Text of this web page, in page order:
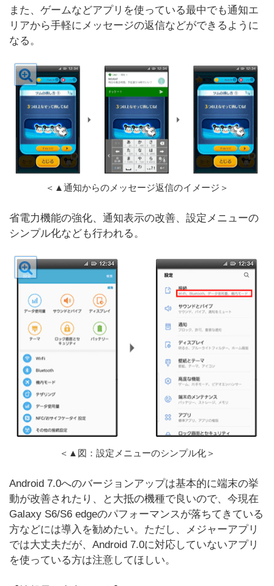
また、ゲームなどアプリを使っている最中でも通知エ
リアから手軽にメッセージの返信などができるように
なる。
＜▲通知からのメッセージ返信のイメージ＞
省電力機能の強化、通知表示の改善、設定メニューの
シンプル化なども行われる。
＜▲図：設定メニューのシンプル化＞
Android 7.0へのバージョンアップは基本的に端末の挙
動が改善されたり、と大抵の機種で良いので、今現在
Galaxy S6/S6 edgeのパフォーマンスが落ちてきている
方などには導入を勧めたい。ただし、メジャーアプリ
では大丈夫だが、Android 7.0に対応していないアプリ
を使っている方は注意してほしい。